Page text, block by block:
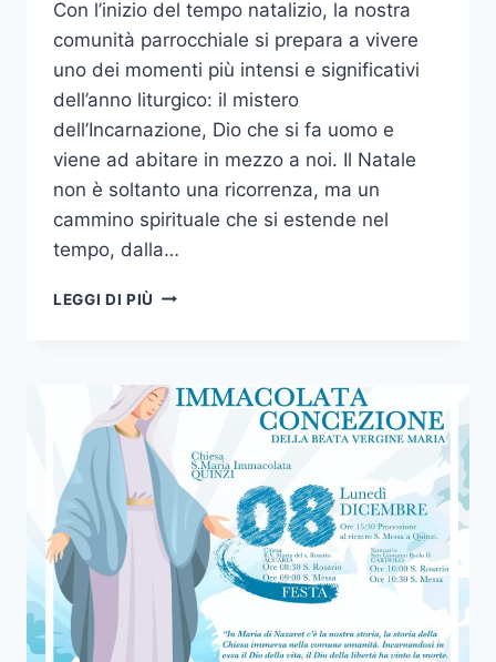
Con l’inizio del tempo natalizio, la nostra
comunità parrocchiale si prepara a vivere
uno dei momenti più intensi e significativi
dell’anno liturgico: il mistero
dell’Incarnazione, Dio che si fa uomo e
viene ad abitare in mezzo a noi. Il Natale
non è soltanto una ricorrenza, ma un
cammino spirituale che si estende nel
tempo, dalla…
LEGGI DI PIÙ